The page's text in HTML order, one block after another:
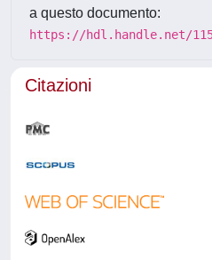
a questo documento:
https://hdl.handle.net/
Citazioni